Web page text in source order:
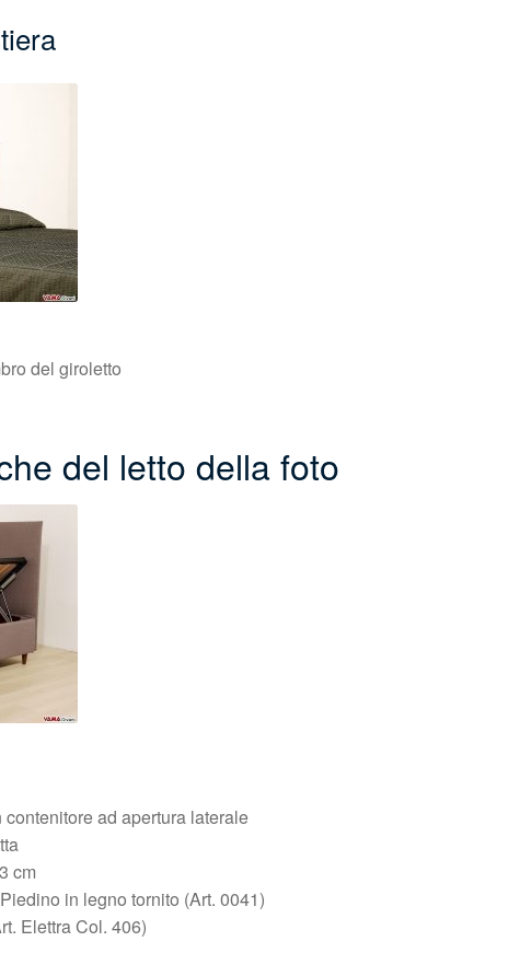
del giroletto
del letto della foto
contenitore ad apertura laterale
cm
in legno tornito (Art. 0041)
Elettra Col. 406)